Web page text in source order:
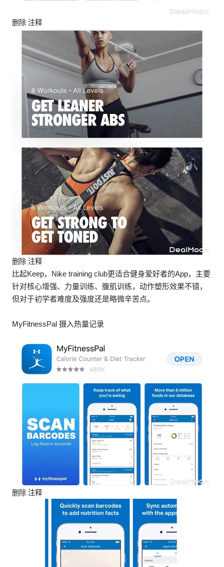
删除 注释
删除 注释
比起Keep，Nike training club更适合健身爱好者的App，主要
针对核心增强、力量训练、腹肌训练，动作塑形效果不错，
但对于初学者难度及强度还是略微辛苦点。
MyFitnessPal 摄入热量记录
删除 注释